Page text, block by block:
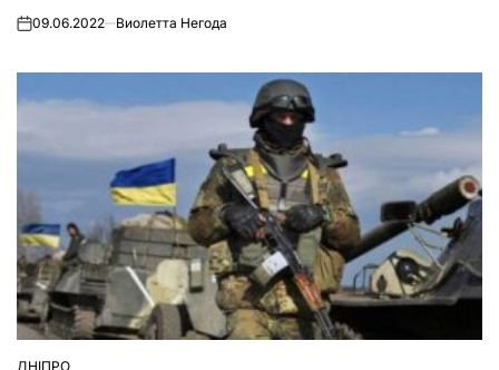
on09.06.2022 Виолетта Негода
ДНІПРО